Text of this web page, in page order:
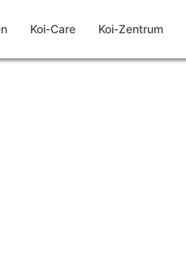
Koi-Care Koi-Zentrum